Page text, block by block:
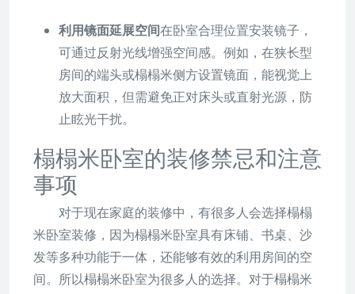
利用镜面延展空间在卧室合理位置安装镜子，
可通过反射光线增强空间感。例如，在狭长型
房间的端头或榻榻米侧方设置镜面，能视觉上
放大面积，但需避免正对床头或直射光源，防
止眩光干扰。
榻榻米卧室的装修禁忌和注意
事项
对于现在家庭的装修中，有很多人会选择榻榻
米卧室装修，因为榻榻米卧室具有床铺、书桌、沙
发等多种功能于一体，还能够有效的利用房间的空
间。所以榻榻米卧室为很多人的选择。对于榻榻米